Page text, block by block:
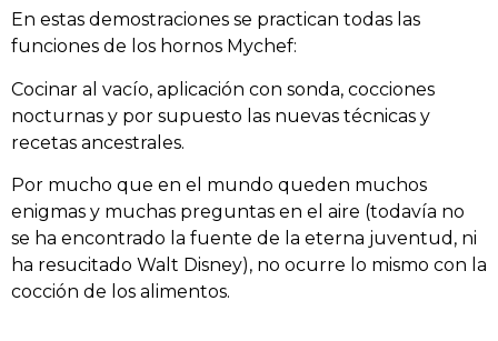
En estas demostraciones se practican todas las
funciones de los hornos Mychef:
Cocinar al vacío, aplicación con sonda, cocciones
nocturnas y por supuesto las nuevas técnicas y
recetas ancestrales.
Por mucho que en el mundo queden muchos
enigmas y muchas preguntas en el aire (todavía no
se ha encontrado la fuente de la eterna juventud, ni
ha resucitado Walt Disney), no ocurre lo mismo con la
cocción de los alimentos.